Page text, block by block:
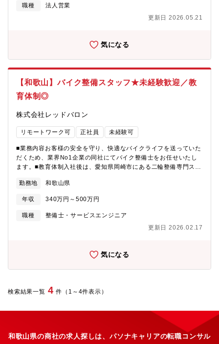
（深耕営業）が中心です。 ■提案内容は製品の販売にとどまら
に渡ります。 ■その他、製品によっては納品時に現場立ち合いが
ざいません。数字に追われることなく、お客様との信頼関係や質
の高いサービス提供に集中できる環境を整えています。一人一人
の“考動“を重視しています。【教育体制】機械商社ですが、社員の
7割が文系出身です。入社直後研修やOJTにとどまらず、メーカー
研修や自己研鑽の補助もあるからこそ皆が活躍人材となっていま
す。 【転勤】強制的な転勤は一切なく、周期的な転勤もありませ
ん。転勤が生じる場合は、キャリアアップの際などに双方合意し
を除いては業績賞与支給しており、九州をはじめとする製鉄、機
事業戦略：この度、同社で初となる工場を新設し設計・技術開発
ューションをさらに強化しています。■進化（変革の過渡期）：現
在社内プロジェクト数9件（営業戦略、社内連携、社内システム、
GX、SDGs、ダイバーシティ）が進行しており、社員が更に働き
やすくやりがいをもって活躍できるよう取り組みを実践していま
できる』『裁量大きく自由度が高い』『新しいことにチャレンジ
職種
法人営業
更新日 2026.05.21
気になる
【和歌山】バイク整備スタッフ★未経験歓迎／教
育体制◎
株式会社レッドバロン
リモートワーク可 正社員 未経験可
■業務内容お客様の安全を守り、快適なバイクライフを送っていた
だくため、業界No1企業の同社にてバイク整備士をお任せいたし
ます。■教育体制入社後は、愛知県岡崎市にある二輪整備専門スク
大90日間の研修を受けていただきます。合格基準が明確に定めら
れており、完全未経験のご入社者も第一線で活躍しているので、
ご安心ください！※同社の保有する宿泊施設での実施となるた
め、引っ越し費用等も発生しません。なお、現場配属後も一人で
有する先輩社員が必ず確認する為、研修後もサポート体制は万全
いて希望を十分に考慮の上、決定いたします。なお、就業開始か
ら１年を経過したタイミングで、再度希望勤務地をお出しいただ
くことが可能です。店舗状況にもよりますが、希望勤務地での就
し叶った場合、居住エリアも固定ができるため、プライベートと
会社からの支援・補助も手厚いのが特徴です。■キャリアパスメン
バー→主任→副工場長→工場長上記のキャリアがございます。評
価制度も明確に定められているため、自身の頑張りでキャリアア
勤務地 和歌山県
年収 340万円～500万円
職種
整備士・サービスエンジニア
更新日 2026.02.17
気になる
検索結果一覧 4 件（1～4件表示）
和歌山県の商社の求人探しは、パソナキャリアの転職コンサル